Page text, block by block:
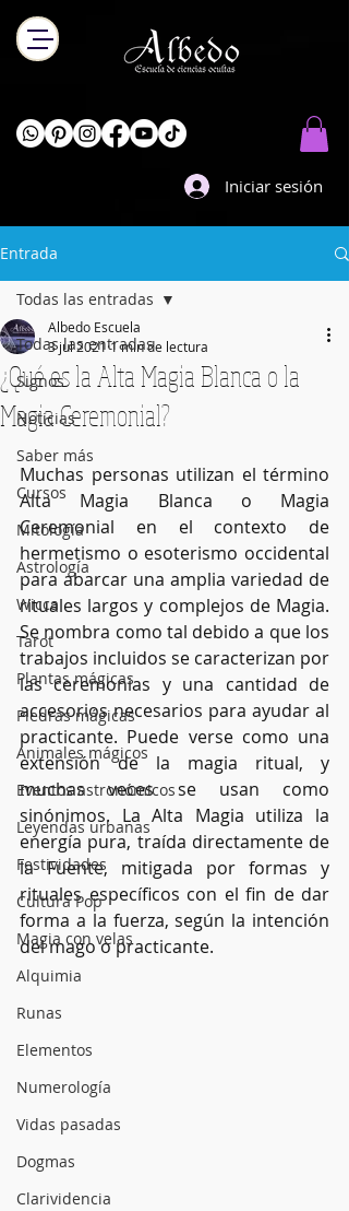
Iniciar sesión
Entrada
Todas las entradas
Signos
Noticias
Saber más
Cursos
Mitología
Astrología
Wicca
Tarot
Plantas mágicas
Piedras mágicas
Animales mágicos
Eventos astronómicos
Leyendas urbanas
Festividades
Cultura Pop
Magia con velas
Alquimia
Runas
Elementos
Numerología
Vidas pasadas
Dogmas
Clarividencia
Todas las entradas
¿Qué es la Alta Magia Blanca o la
Magia Ceremonial?
Albedo Escuela
3 jul 2021 1 min de lectura
Muchas personas utilizan el término
Alta Magia Blanca o Magia
Ceremonial en el contexto de
hermetismo o esoterismo occidental
para abarcar una amplia variedad de
rituales largos y complejos de Magia.
Se nombra como tal debido a que los
trabajos incluidos se caracterizan por
las ceremonias y una cantidad de
accesorios necesarios para ayudar al
practicante. Puede verse como una
extensión de la magia ritual, y
muchas veces se usan como
sinónimos. La Alta Magia utiliza la
energía pura, traída directamente de
la Fuente, mitigada por formas y
rituales específicos con el fin de dar
forma a la fuerza, según la intención
del mago o practicante.